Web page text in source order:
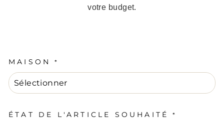
votre budget.
MAISON *
ÉTAT DE L'ARTICLE SOUHAITÉ *